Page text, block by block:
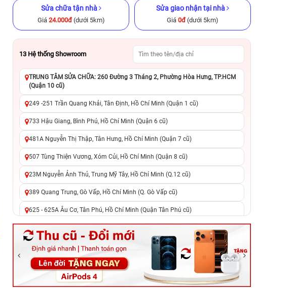
iPhone 12 256GB Cũ chính hãng
6.990.000đ 12.790.000đ
Giảm đến 200.000đ khi trả góp
qua Kredivo
14.790.000đ 22.490.000đ
chuyển đổi, 0 gọi người thân
Sửa chữa tận nhà
Giá 24.000đ(dưới 5km)
Sửa giao nhận tại nhà
Giá 0đ(dưới 5km)
13 Hệ thống Showroom
TRUNG TÂM SỬA CHỮA: 260 Đường 3 Tháng 2, Phường Hòa Hưng, TP.HCM
(Quận 10 cũ)
249 -251 Trần Quang Khải, Tân Định, Hồ Chí Minh (Quận 1 cũ)
733 Hậu Giang, Bình Phú, Hồ Chí Minh (Quận 6 cũ)
481A Nguyễn Thị Thập, Tân Hưng, Hồ Chí Minh (Quận 7 cũ)
507 Tùng Thiện Vương, Xóm Củi, Hồ Chí Minh (Quận 8 cũ)
23M Nguyễn Ảnh Thủ, Trung Mỹ Tây, Hồ Chí Minh (Q.12 cũ)
389 Quang Trung, Gò Vấp, Hồ Chí Minh (Q. Gò Vấp cũ)
625 - 625A Âu Cơ, Tân Phú, Hồ Chí Minh (Quận Tân Phú cũ)
326 Lê Văn Việt, Tăng Nhơn Phú, Hồ Chí Minh (Q.9 TP. Thủ Đức cũ)
256 Võ Văn Ngân, Thủ Đức, Hồ Chí Minh (Bình Thọ, TP. Thủ Đức Cũ)
70 Nguyễn An Ninh, Dĩ An, Hồ Chí Minh (Bình Dương Cũ)
24h Vũng Tàu: 162A Ba Cu, Vũng Tàu, Hồ Chí Minh (TP. Vũng Tàu cũ)